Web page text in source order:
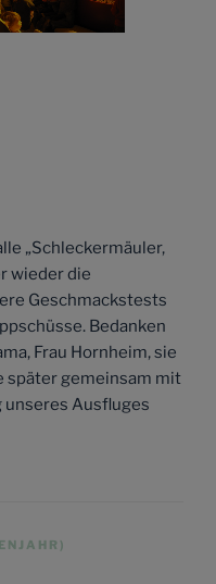
„Schleckermäuler,
wieder die
Geschmackstests
Bedanken
Frau Hornheim, sie
später gemeinsam mit
Ausfluges